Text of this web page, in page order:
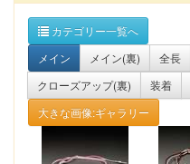
カテゴリー一覧へ
メイン
メイン(裏) 全長
クローズアップ(裏)
装着
大きな画像:ギャラリー